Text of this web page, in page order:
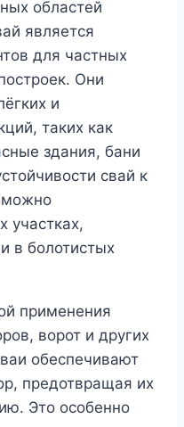
областей
является
для частных
Они
и
таких как
здания, бани
свай к
можно
участках,
в болотистых
применения
ворот и других
обеспечивают
предотвращая их
Это особенно